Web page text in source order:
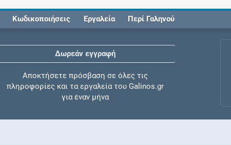
Κωδικοποιήσεις Εργαλεία Περί Γαληνού
Δωρεάν εγγραφή
Αποκτήσετε πρόσβαση σε όλες τις
πληροφορίες και τα εργαλεία του Galinos.gr
για έναν μήνα